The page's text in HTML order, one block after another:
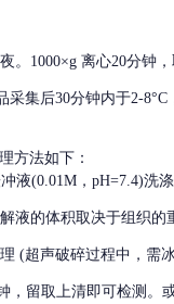
。1000×g 离心20分钟
采集后30分钟内于2-
方法如下：
液(0.01M，pH=7.4)洗
液的体积取决于组织的
(超声破碎过程中，需
，留取上清即可检测。